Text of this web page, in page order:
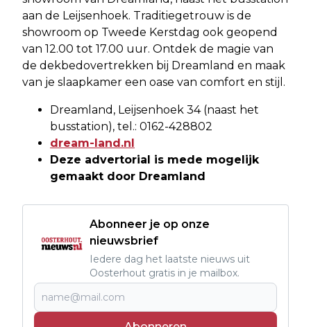
aan de Leijsenhoek. Traditiegetrouw is de
showroom op Tweede Kerstdag ook geopend
van 12.00 tot 17.00 uur. Ontdek de magie van
de dekbedovertrekken bij Dreamland en maak
van je slaapkamer een oase van comfort en stijl.
Dreamland, Leijsenhoek 34 (naast het
busstation), tel.: 0162-428802
dream-land.nl
Deze advertorial is mede mogelijk
gemaakt door Dreamland
Abonneer je op onze
nieuwsbrief
Iedere dag het laatste nieuws uit
Oosterhout gratis in je mailbox.